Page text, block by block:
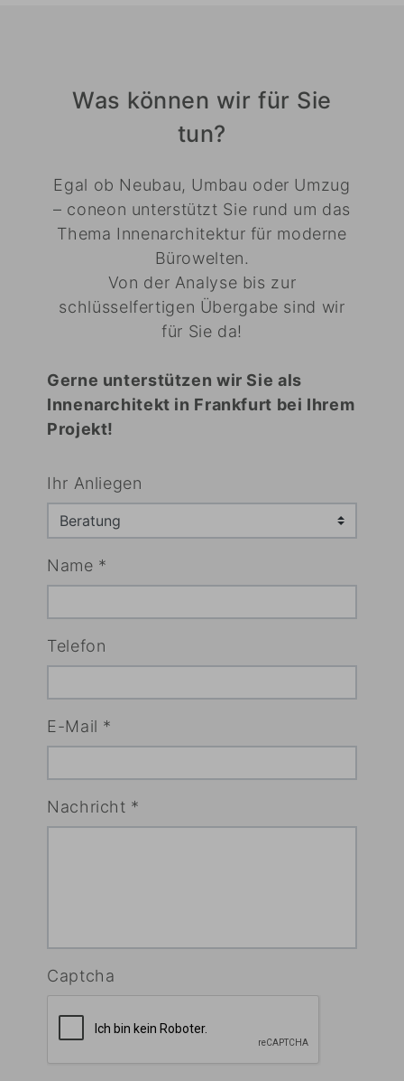
Was können wir für Sie
tun?
Egal ob Neubau, Umbau oder Umzug
– coneon unterstützt Sie rund um das
Thema Innenarchitektur für moderne
Bürowelten.
Von der Analyse bis zur
schlüsselfertigen Übergabe sind wir
für Sie da!
Gerne unterstützen wir Sie als
Innenarchitekt in Frankfurt bei Ihrem
Projekt!
Ihr Anliegen
Name *
Telefon
E-Mail *
Nachricht *
Captcha